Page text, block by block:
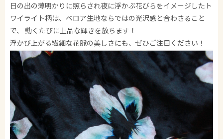
日の出の薄明かりに照らされ夜に浮かぶ花びらをイメージしたト
ワイライト柄は、ベロア生地ならではの光沢感と合わさること
で、 動くたびに上品な輝きを放ちます！
浮かび上がる繊細な花脈の美しさにも、ぜひご注目ください！